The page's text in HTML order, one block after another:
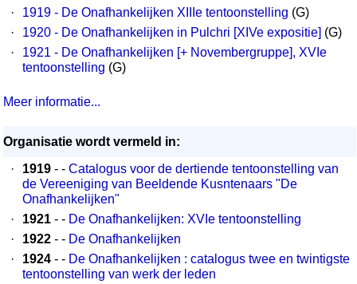
·
1919 - De Onafhankelijken XIIIe tentoonstelling (G)
·
1920 - De Onafhankelijken in Pulchri [XIVe expositie] (G)
·
1921 - De Onafhankelijken [+ Novembergruppe], XVIe
tentoonstelling (G)
Meer informatie...
Organisatie wordt vermeld in:
·
1919 - - Catalogus voor de dertiende tentoonstelling van
de Vereeniging van Beeldende Kusntenaars "De
Onafhankelijken"
·
1921 - - De Onafhankelijken: XVIe tentoonstelling
·
1922 - - De Onafhankelijken
·
1924 - - De Onafhankelijken : catalogus twee en twintigste
tentoonstelling van werk der leden